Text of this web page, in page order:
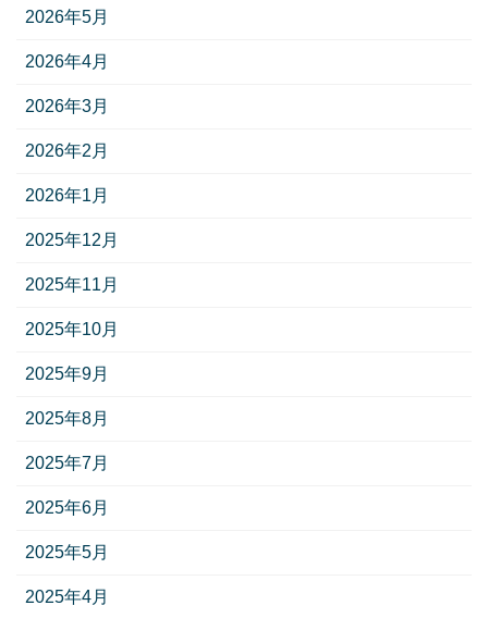
2026年5月
2026年4月
2026年3月
2026年2月
2026年1月
2025年12月
2025年11月
2025年10月
2025年9月
2025年8月
2025年7月
2025年6月
2025年5月
2025年4月